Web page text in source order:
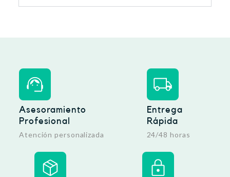
Asesoramiento
Profesional
Atención personalizada
Entrega
Rápida
24/48 horas